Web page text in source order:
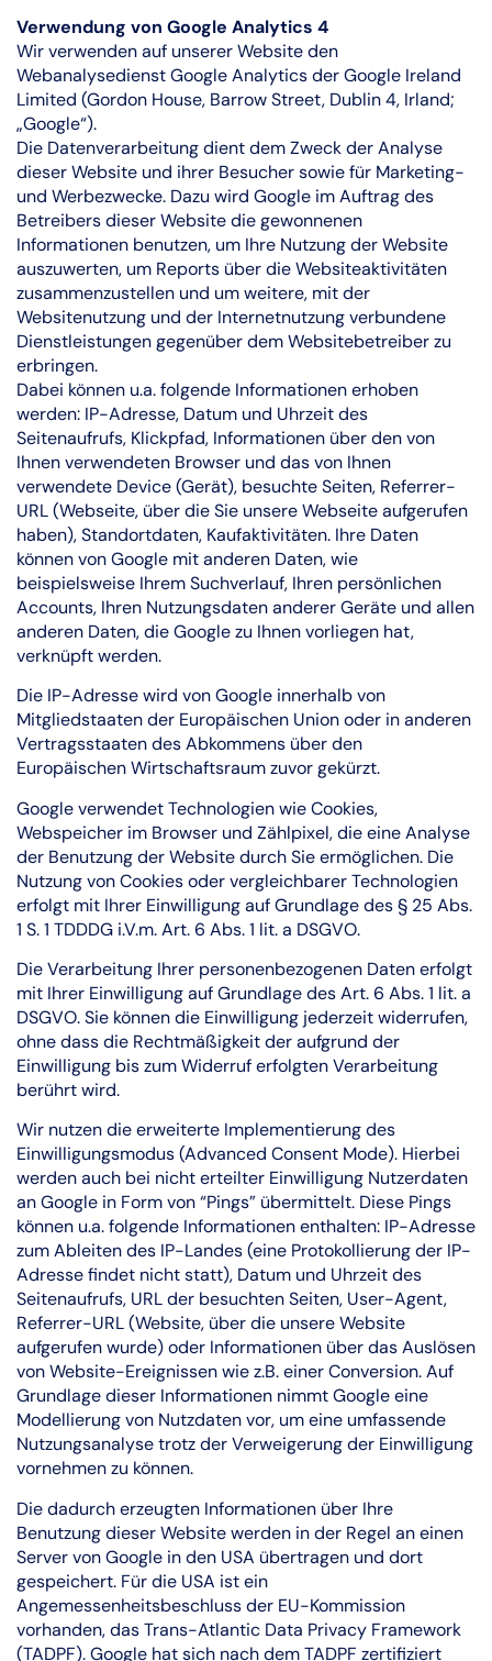
Verwendung von Google Analytics 4
Wir verwenden auf unserer Website den
Webanalysedienst Google Analytics der Google Ireland
Limited (Gordon House, Barrow Street, Dublin 4, Irland;
„Google“).
Die Datenverarbeitung dient dem Zweck der Analyse
dieser Website und ihrer Besucher sowie für Marketing-
und Werbezwecke. Dazu wird Google im Auftrag des
Betreibers dieser Website die gewonnenen
Informationen benutzen, um Ihre Nutzung der Website
auszuwerten, um Reports über die Websiteaktivitäten
zusammenzustellen und um weitere, mit der
Websitenutzung und der Internetnutzung verbundene
Dienstleistungen gegenüber dem Websitebetreiber zu
erbringen.
Dabei können u.a. folgende Informationen erhoben
werden: IP-Adresse, Datum und Uhrzeit des
Seitenaufrufs, Klickpfad, Informationen über den von
Ihnen verwendeten Browser und das von Ihnen
verwendete Device (Gerät), besuchte Seiten, Referrer-
URL (Webseite, über die Sie unsere Webseite aufgerufen
haben), Standortdaten, Kaufaktivitäten. Ihre Daten
können von Google mit anderen Daten, wie
beispielsweise Ihrem Suchverlauf, Ihren persönlichen
Accounts, Ihren Nutzungsdaten anderer Geräte und allen
anderen Daten, die Google zu Ihnen vorliegen hat,
verknüpft werden.
Die IP-Adresse wird von Google innerhalb von
Mitgliedstaaten der Europäischen Union oder in anderen
Vertragsstaaten des Abkommens über den
Europäischen Wirtschaftsraum zuvor gekürzt.
Google verwendet Technologien wie Cookies,
Webspeicher im Browser und Zählpixel, die eine Analyse
der Benutzung der Website durch Sie ermöglichen. Die
Nutzung von Cookies oder vergleichbarer Technologien
erfolgt mit Ihrer Einwilligung auf Grundlage des § 25 Abs.
1 S. 1 TDDDG i.V.m. Art. 6 Abs. 1 lit. a DSGVO.
Die Verarbeitung Ihrer personenbezogenen Daten erfolgt
mit Ihrer Einwilligung auf Grundlage des Art. 6 Abs. 1 lit. a
DSGVO. Sie können die Einwilligung jederzeit widerrufen,
ohne dass die Rechtmäßigkeit der aufgrund der
Einwilligung bis zum Widerruf erfolgten Verarbeitung
berührt wird.
Wir nutzen die erweiterte Implementierung des
Einwilligungsmodus (Advanced Consent Mode). Hierbei
werden auch bei nicht erteilter Einwilligung Nutzerdaten
an Google in Form von “Pings” übermittelt. Diese Pings
können u.a. folgende Informationen enthalten: IP-Adresse
zum Ableiten des IP-Landes (eine Protokollierung der IP-
Adresse findet nicht statt), Datum und Uhrzeit des
Seitenaufrufs, URL der besuchten Seiten, User-Agent,
Referrer-URL (Website, über die unsere Website
aufgerufen wurde) oder Informationen über das Auslösen
von Website-Ereignissen wie z.B. einer Conversion. Auf
Grundlage dieser Informationen nimmt Google eine
Modellierung von Nutzdaten vor, um eine umfassende
Nutzungsanalyse trotz der Verweigerung der Einwilligung
vornehmen zu können.
Die dadurch erzeugten Informationen über Ihre
Benutzung dieser Website werden in der Regel an einen
Server von Google in den USA übertragen und dort
gespeichert. Für die USA ist ein
Angemessenheitsbeschluss der EU-Kommission
vorhanden, das Trans-Atlantic Data Privacy Framework
(TADPF). Google hat sich nach dem TADPF zertifiziert